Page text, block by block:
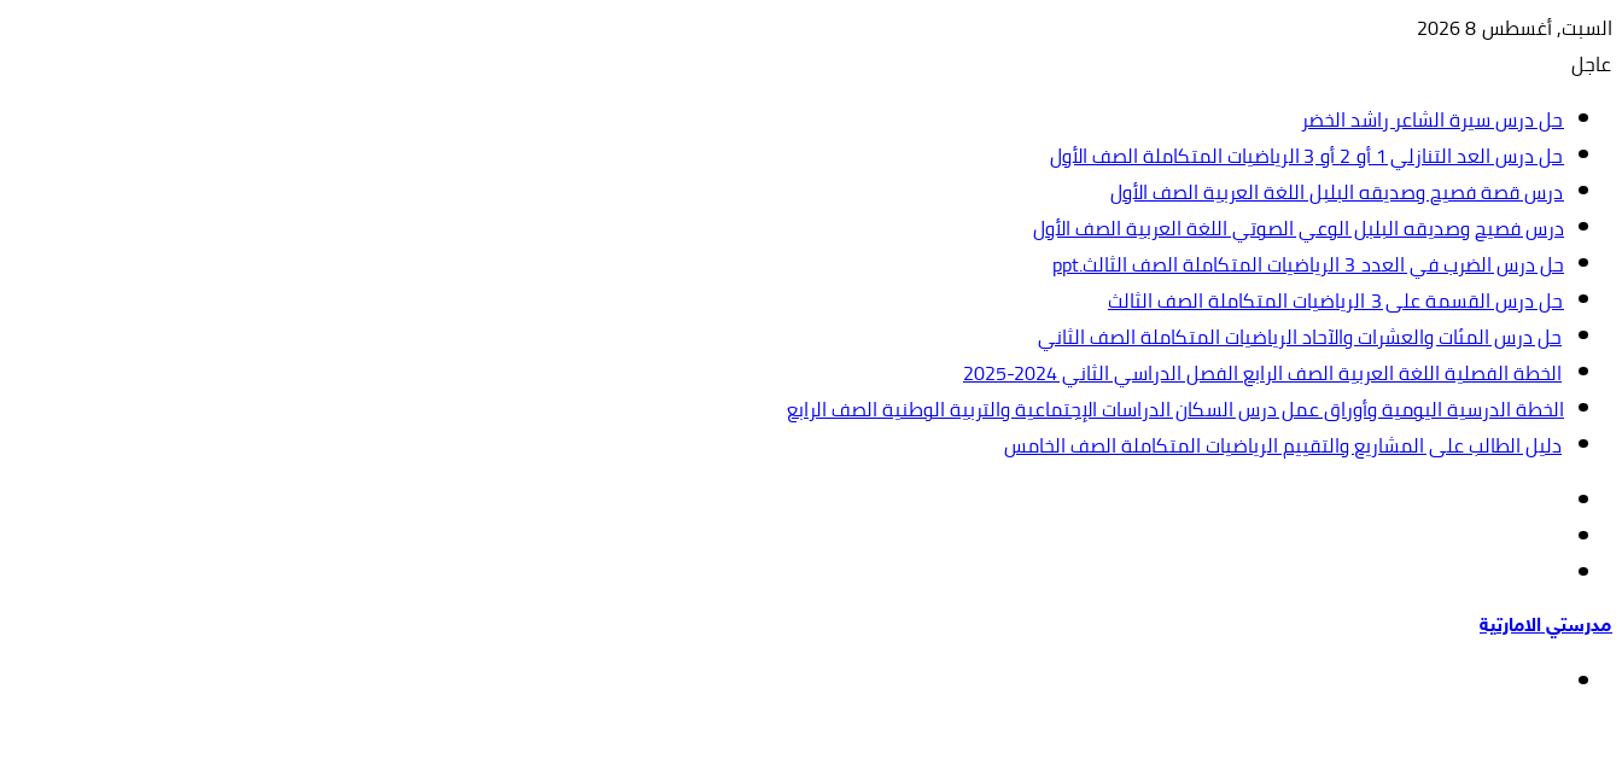
السبت, أغسطس 8 2026
عاجل
حل درس سيرة الشاعر راشد الخضر
حل درس العد التنازلي 1 أو 2 أو 3 الرياضيات المتكاملة الصف الأول
درس قصة فصيح وصديقه البلبل اللغة العربية الصف الأول
درس فصيح وصديقه البلبل الوعي الصوتي اللغة العربية الصف الأول
حل درس الضرب في العدد 3 الرياضيات المتكاملة الصف الثالث.ppt
حل درس القسمة على 3 الرياضيات المتكاملة الصف الثالث
حل درس المئات والعشرات والآحاد الرياضيات المتكاملة الصف الثاني
الخطة الفصلية اللغة العربية الصف الرابع الفصل الدراسي الثاني 2024-2025
الخطة الدرسية اليومية وأوراق عمل درس السكان الدراسات الإجتماعية والتربية الوطنية الصف الرابع
دليل الطالب على المشاريع والتقييم الرياضيات المتكاملة الصف الخامس
عمود
جانبي
مدرستي الامارتية